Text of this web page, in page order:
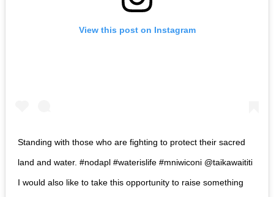
View this post on Instagram
Standing with those who are fighting to protect their sacred
land and water. #nodapl #waterislife #mniwiconi @taikawaititi
I would also like to take this opportunity to raise something